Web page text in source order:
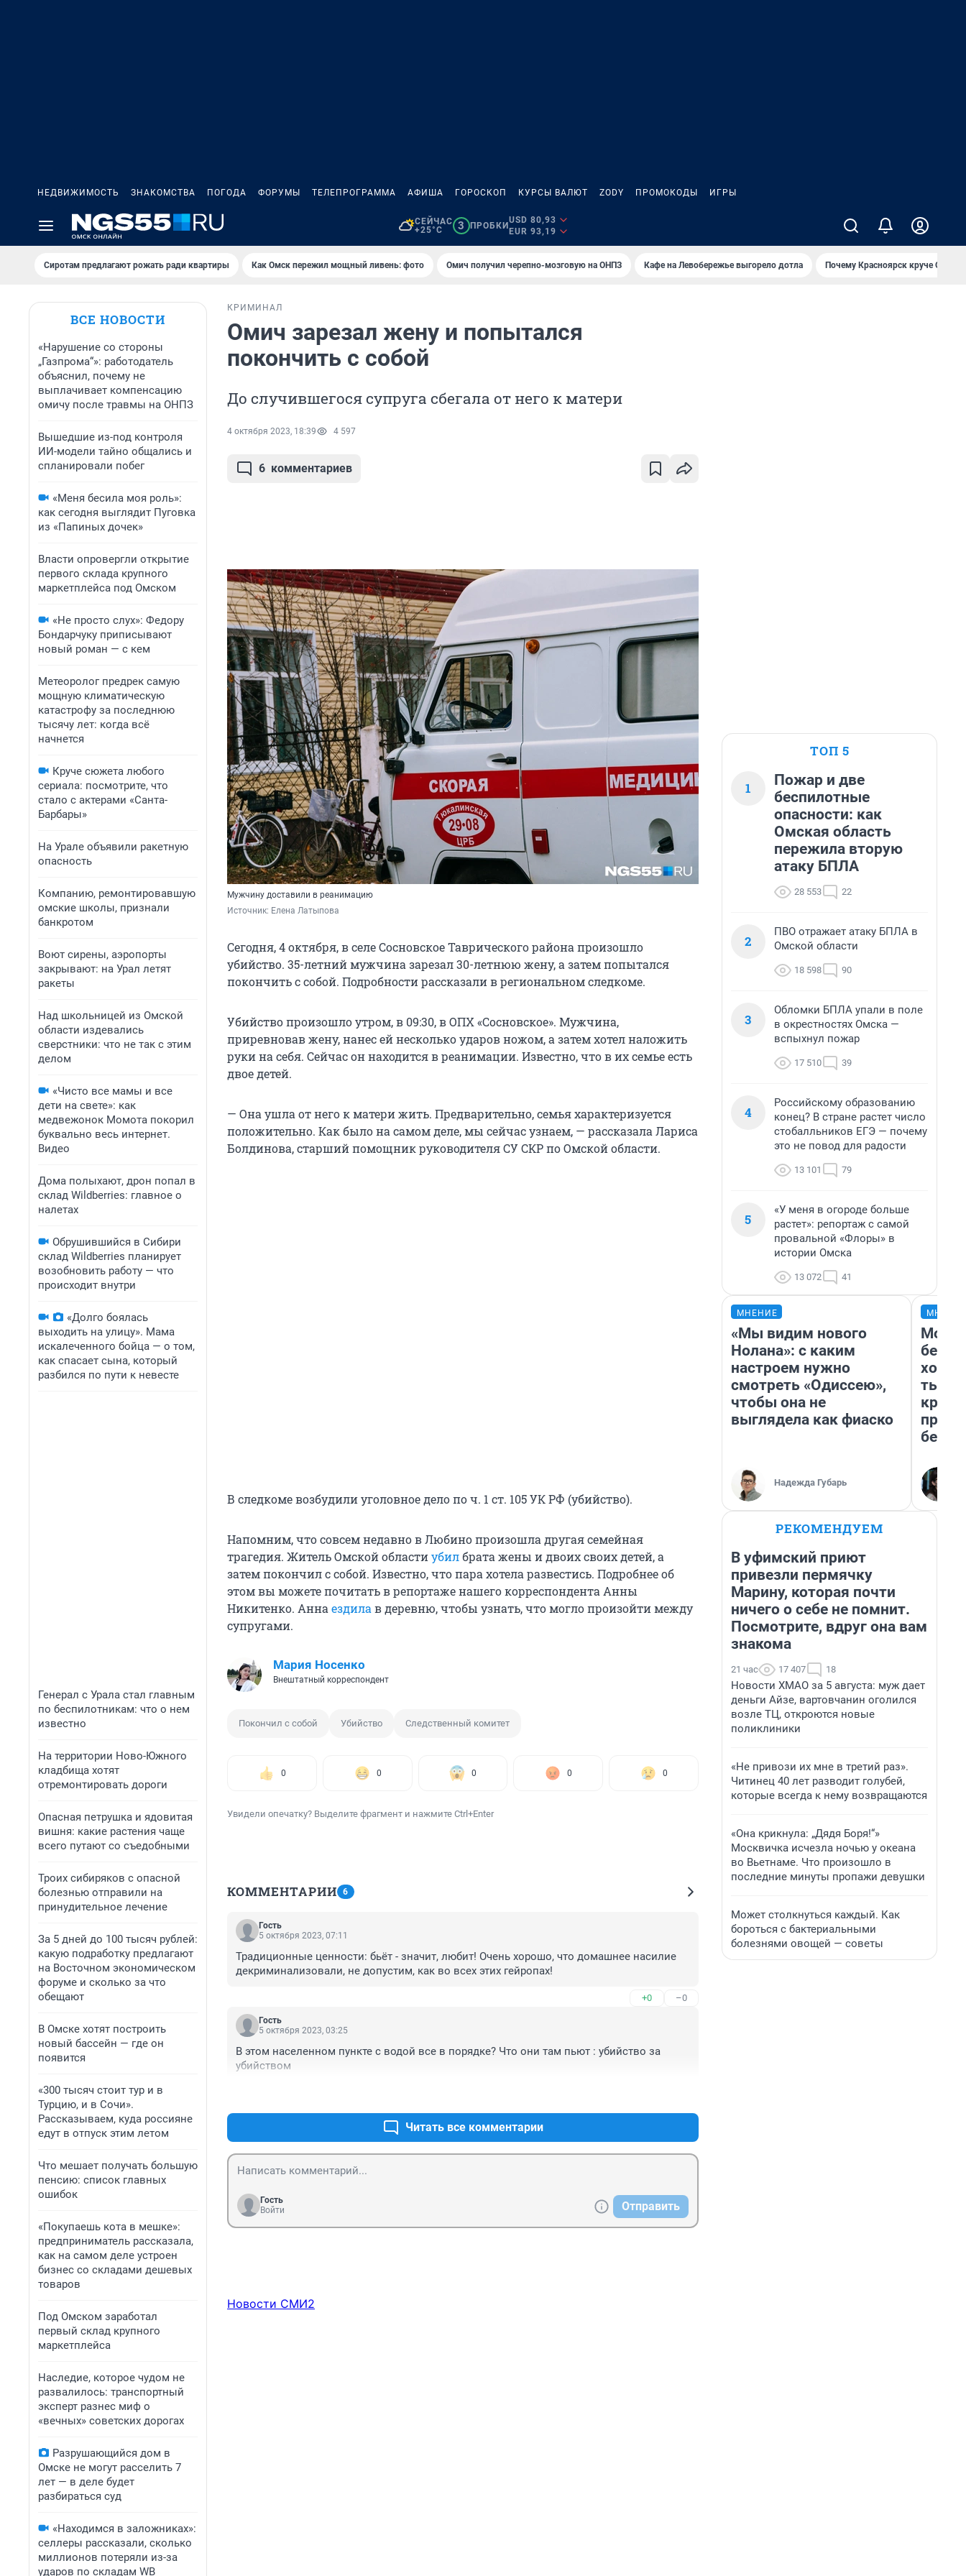
НЕДВИЖИМОСТЬ ЗНАКОМСТВА ПОГОДА ФОРУМЫ ТЕЛЕПРОГРАММА АФИША ГОРОСКОП КУРСЫ ВАЛЮТ ZODY ПРОМОКОДЫ ИГРЫ
СЕЙЧАС
+25°C
3 ПРОБКИ
USD 80,93
EUR 93,19
Сиротам предлагают рожать ради квартиры Как Омск пережил мощный ливень: фото Омич получил черепно-мозговую на ОНПЗ Кафе на Левобережье выгорело дотла Почему Красноярск круче Омска
ВСЕ НОВОСТИ
«Нарушение со стороны
„Газпрома“»: работодатель
объяснил, почему не
выплачивает компенсацию
омичу после травмы на ОНПЗ
Вышедшие из-под контроля
ИИ-модели тайно общались и
спланировали побег
«Меня бесила моя роль»:
как сегодня выглядит Пуговка
из «Папиных дочек»
Власти опровергли открытие
первого склада крупного
маркетплейса под Омском
«Не просто слух»: Федору
Бондарчуку приписывают
новый роман — с кем
Метеоролог предрек самую
мощную климатическую
катастрофу за последнюю
тысячу лет: когда всё
начнется
Круче сюжета любого
сериала: посмотрите, что
стало с актерами «Санта-
Барбары»
На Урале объявили ракетную
опасность
Компанию, ремонтировавшую
омские школы, признали
банкротом
Воют сирены, аэропорты
закрывают: на Урал летят
ракеты
Над школьницей из Омской
области издевались
сверстники: что не так с этим
делом
«Чисто все мамы и все
дети на свете»: как
медвежонок Момота покорил
буквально весь интернет.
Видео
Дома полыхают, дрон попал в
склад Wildberries: главное о
налетах
Обрушившийся в Сибири
склад Wildberries планирует
возобновить работу — что
происходит внутри
«Долго боялась
выходить на улицу». Мама
искалеченного бойца — о том,
как спасает сына, который
разбился по пути к невесте
Генерал с Урала стал главным
по беспилотникам: что о нем
известно
На территории Ново-Южного
кладбища хотят
отремонтировать дороги
Опасная петрушка и ядовитая
вишня: какие растения чаще
всего путают со съедобными
Троих сибиряков с опасной
болезнью отправили на
принудительное лечение
За 5 дней до 100 тысяч рублей:
какую подработку предлагают
на Восточном экономическом
форуме и сколько за что
обещают
В Омске хотят построить
новый бассейн — где он
появится
«300 тысяч стоит тур и в
Турцию, и в Сочи».
Рассказываем, куда россияне
едут в отпуск этим летом
Что мешает получать большую
пенсию: список главных
ошибок
«Покупаешь кота в мешке»:
предприниматель рассказала,
как на самом деле устроен
бизнес со складами дешевых
товаров
Под Омском заработал
первый склад крупного
маркетплейса
Наследие, которое чудом не
развалилось: транспортный
эксперт разнес миф о
«вечных» советских дорогах
Разрушающийся дом в
Омске не могут расселить 7
лет — в деле будет
разбираться суд
«Находимся в заложниках»:
селлеры рассказали, сколько
миллионов потеряли из-за
ударов по складам WB
КРИМИНАЛ
Омич зарезал жену и попытался
покончить с собой
До случившегося супруга сбегала от него к матери
4 октября 2023, 18:39 4 597
6 комментариев
Мужчину доставили в реанимацию
Источник: Елена Латыпова
Сегодня, 4 октября, в селе Сосновское Таврического района произошло
убийство. 35-летний мужчина зарезал 30-летнюю жену, а затем попытался
покончить с собой. Подробности рассказали в региональном следкоме.
Убийство произошло утром, в 09:30, в ОПХ «Сосновское». Мужчина,
приревновав жену, нанес ей несколько ударов ножом, а затем хотел наложить
руки на себя. Сейчас он находится в реанимации. Известно, что в их семье есть
двое детей.
— Она ушла от него к матери жить. Предварительно, семья характеризуется
положительно. Как было на самом деле, мы сейчас узнаем, — рассказала Лариса
Болдинова, старший помощник руководителя СУ СКР по Омской области.
В следкоме возбудили уголовное дело по ч. 1 ст. 105 УК РФ (убийство).
Напомним, что совсем недавно в Любино произошла другая семейная
трагедия. Житель Омской областиубилбрата жены и двоих своих детей, а
затем покончил с собой. Известно, что пара хотела развестись. Подробнее об
этом вы можете почитать в репортаже нашего корреспондента Анны
Никитенко. Анна ездила в деревню, чтобы узнать, что могло произойти между
супругами.
Мария Носенко
Внештатный корреспондент
Покончил с собой Убийство Следственный комитет
0 0 0 0 0
Увидели опечатку? Выделите фрагмент и нажмите Ctrl+Enter
КОММЕНТАРИИ 6
Гость
5 октября 2023, 07:11
Традиционные ценности: бьëт - значит, любит! Очень хорошо, что домашнее насилие
декриминализовали, не допустим, как во всех этих гейропах!
+0 –0
Гость
5 октября 2023, 03:25
В этом населенном пункте с водой все в порядке? Что они там пьют : убийство за
убийством
Читать все комментарии
Гость
Войти
Отправить
Новости СМИ2
ТОП 5
1
Пожар и две
беспилотные
опасности: как
Омская область
пережила вторую
атаку БПЛА
28 553 22
2
ПВО отражает атаку БПЛА в
Омской области
18 598 90
3
Обломки БПЛА упали в поле
в окрестностях Омска —
вспыхнул пожар
17 510 39
4
Российскому образованию
конец? В стране растет число
стобалльников ЕГЭ — почему
это не повод для радости
13 101 79
5
«У меня в огороде больше
растет»: репортаж с самой
провальной «Флоры» в
истории Омска
13 072 41
МНЕНИЕ
«Мы видим нового
Нолана»: с каким
настроем нужно
смотреть «Одиссею»,
чтобы она не
выглядела как фиаско
Надежда Губарь
Мой
РЕКОМЕНДУЕМ
В уфимский приют
привезли пермячку
Марину, которая почти
ничего о себе не помнит.
Посмотрите, вдруг она вам
знакома
21 час 17 407 18
Новости ХМАО за 5 августа: муж дает
деньги Айзе, вартовчанин оголился
возле ТЦ, откроются новые
поликлиники
«Не привози их мне в третий раз».
Читинец 40 лет разводит голубей,
которые всегда к нему возвращаются
«Она крикнула: „Дядя Боря!“»
Москвичка исчезла ночью у океана
во Вьетнаме. Что произошло в
последние минуты пропажи девушки
Может столкнуться каждый. Как
бороться с бактериальными
болезнями овощей — советы